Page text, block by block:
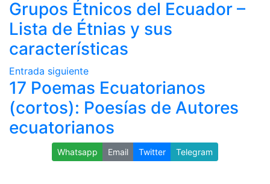
Grupos Étnicos del Ecuador –
Lista de Étnias y sus
características
Entrada siguiente
17 Poemas Ecuatorianos
(cortos): Poesías de Autores
ecuatorianos
Whatsapp Email Twitter Telegram